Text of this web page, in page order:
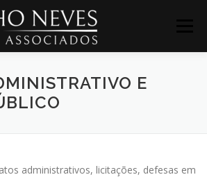
EQUIPE CONTATO
2
E
administrativos, licitações, defesas em